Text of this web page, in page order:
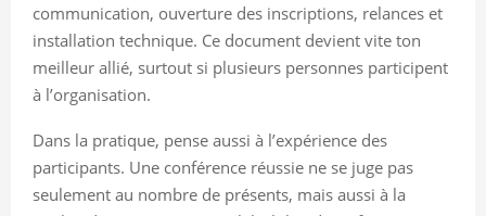
communication, ouverture des inscriptions, relances et
installation technique. Ce document devient vite ton
meilleur allié, surtout si plusieurs personnes participent
à l’organisation.
Dans la pratique, pense aussi à l’expérience des
participants. Une conférence réussie ne se juge pas
seulement au nombre de présents, mais aussi à la